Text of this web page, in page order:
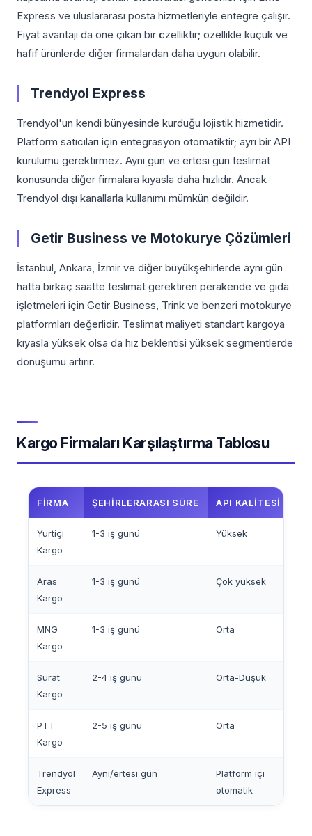
Express ve uluslararası posta hizmetleriyle entegre çalışır.
Fiyat avantajı da öne çıkan bir özelliktir; özellikle küçük ve
hafif ürünlerde diğer firmalardan daha uygun olabilir.
Trendyol Express
Trendyol'un kendi bünyesinde kurduğu lojistik hizmetidir.
Platform satıcıları için entegrasyon otomatiktir; ayrı bir API
kurulumu gerektirmez. Aynı gün ve ertesi gün teslimat
konusunda diğer firmalara kıyasla daha hızlıdır. Ancak
Trendyol dışı kanallarla kullanımı mümkün değildir.
Getir Business ve Motokurye Çözümleri
İstanbul, Ankara, İzmir ve diğer büyükşehirlerde aynı gün
hatta birkaç saatte teslimat gerektiren perakende ve gıda
işletmeleri için Getir Business, Trink ve benzeri motokurye
platformları değerlidir. Teslimat maliyeti standart kargoya
kıyasla yüksek olsa da hız beklentisi yüksek segmentlerde
dönüşümü artırır.
Kargo Firmaları Karşılaştırma Tablosu
FIRMA ŞEHIRLERARASI SÜRE API KALITESI
Yurtiçi
Kargo
1-3 iş günü Yüksek
Aras
Kargo
1-3 iş günü Çok yüksek
MNG
Kargo
1-3 iş günü Orta
Sürat
Kargo
2-4 iş günü Orta-Düşük
PTT
Kargo
2-5 iş günü Orta
Trendyol
Express
Aynı/ertesi gün
Platform içi
otomatik